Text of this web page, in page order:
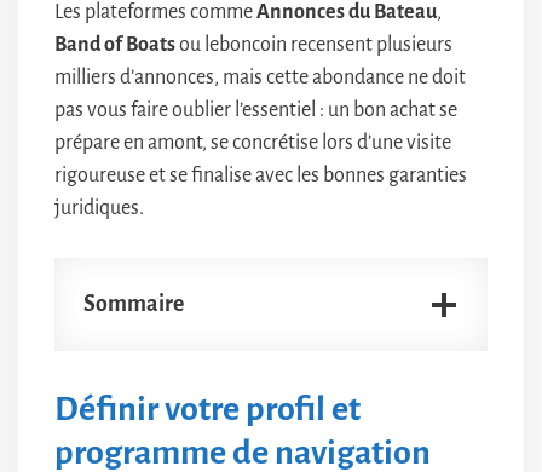
Les plateformes commeAnnonces du Bateau,
Band of Boatsou leboncoin recensent plusieurs
milliers d’annonces, mais cette abondance ne doit
pas vous faire oublier l’essentiel : un bon achat se
prépare en amont, se concrétise lors d’une visite
rigoureuse et se finalise avec les bonnes garanties
juridiques.
Sommaire
Définir votre profil et
programme de navigation